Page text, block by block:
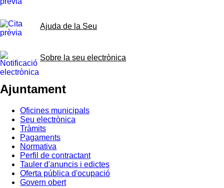
Ajuda de la Seu
Sobre la seu electrònica
Ajuntament
Oficines municipals
Seu electrònica
Tràmits
Pagaments
Normativa
Perfil de contractant
Tauler d'anuncis i edictes
Oferta pública d'ocupació
Govern obert